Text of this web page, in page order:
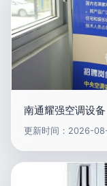
南通耀强空调设
更新时间：2026-